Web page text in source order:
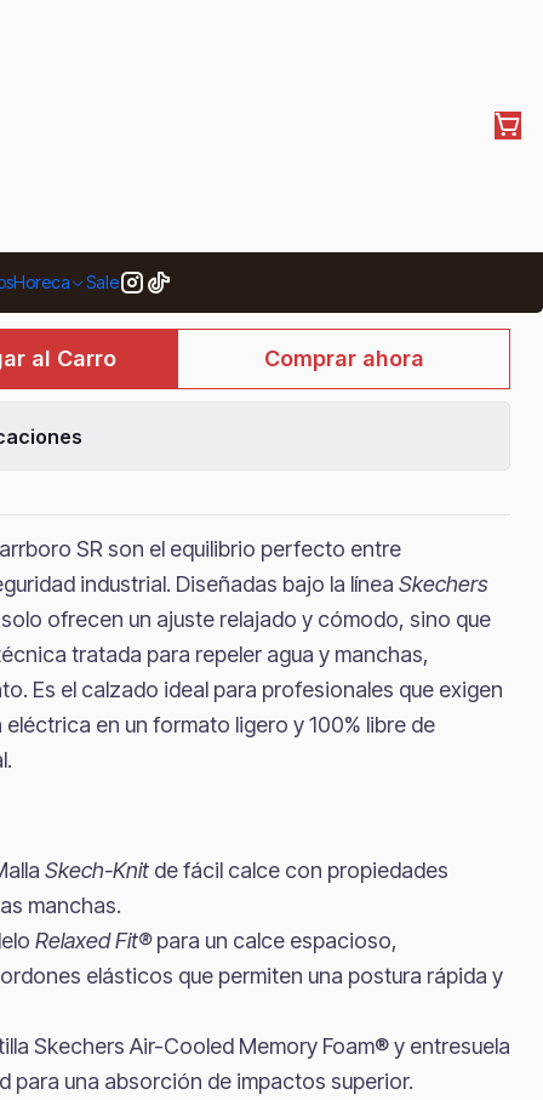
Horeca Sale
44
al Carro Comprar ahora
SR son el equilibrio perfecto entre
industrial. Diseñadas bajo la línea Skechers
ofrecen un ajuste relajado y cómodo, sino que
tratada para repeler agua y manchas,
Es el calzado ideal para profesionales que exigen
en un formato ligero y 100% libre de
Skech-Knitde fácil calce con propiedades
manchas.
Relaxed Fit®para un calce espacioso,
elásticos que permiten una postura rápida y
Skechers Air-Cooled Memory Foam® y entresuela
para una absorción de impactos superior.